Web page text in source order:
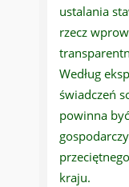
ustalania
rzecz
Według
świadczeń
powinna
kraju.